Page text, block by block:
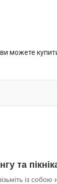
ви можете
та
із собою